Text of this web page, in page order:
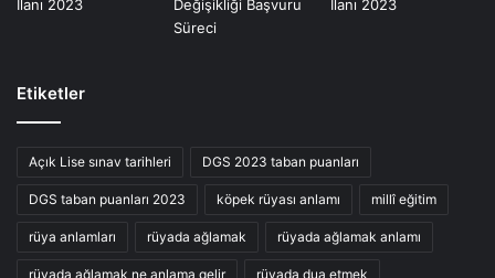
Etiketler
Açık Lise sınav tarihleri DGS 2023 taban puanları
DGS taban puanları 2023 köpek rüyası anlamı millî eğitim
rüya anlamları rüyada ağlamak rüyada ağlamak anlamı
rüyada ağlamak ne anlama gelir rüyada dua etmek